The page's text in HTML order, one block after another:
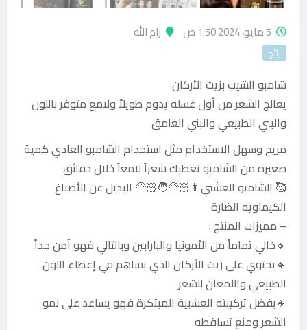
5 مايو، 2024 1:50 ص رام الله
رائج
شامبو الشيب بزيت الأركان
يعالج الشعر من أول غسله يدوم طويلاً ولامع متوفر باللون
والبني الطبيعي والبني الغامق
مريح وسهل الاستخدام مثل استخدام الشامبو العادي كمية
صغيرة من الشامبو تعطيك شعراً لامعاً خلال دقائق
🥰 الشامبو العشبي👨🏻‍🦳🧑🏻‍🦳 البديل عن الأصباغ
الكيماويه الضارة
– مميزات المنتج :
🔸خالي تماماً من الأمونيا والبارابين وبالتالي فهو آمن جداً
🔸يحتوي على زيت الأركان الذي يساهم في إعطاء اللون
الطبيعي واللمعان للشعر
🔸بفضل تركيبته العشبية المبتكرة فهو يساعد على نمو
الشعر ومنع تساقطه